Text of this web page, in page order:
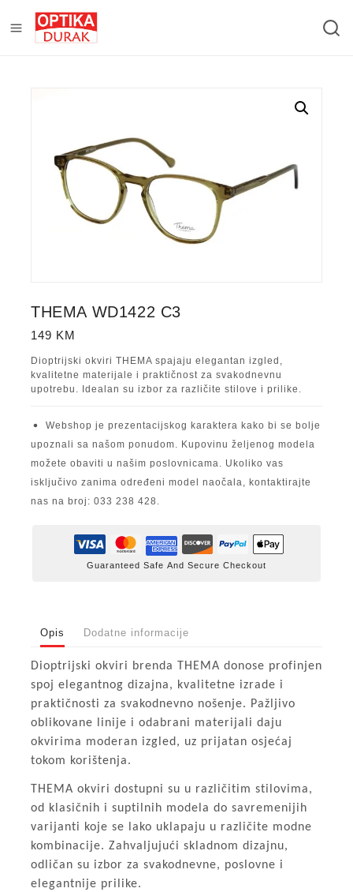
THEMA WD1422 C3
149 KM
Dioptrijski okviri THEMA spajaju elegantan izgled,
kvalitetne materijale i praktičnost za svakodnevnu
upotrebu. Idealan su izbor za različite stilove i prilike.
Webshop je prezentacijskog karaktera kako bi se bolje
upoznali sa našom ponudom. Kupovinu željenog modela
možete obaviti u našim poslovnicama. Ukoliko vas
isključivo zanima određeni model naočala, kontaktirajte
nas na broj: 033 238 428.
Guaranteed Safe And Secure Checkout
Opis Dodatne informacije
Dioptrijski okviri brenda THEMA donose profinjen
spoj elegantnog dizajna, kvalitetne izrade i
praktičnosti za svakodnevno nošenje. Pažljivo
oblikovane linije i odabrani materijali daju
okvirima moderan izgled, uz prijatan osjećaj
tokom korištenja.
THEMA okviri dostupni su u različitim stilovima,
od klasičnih i suptilnih modela do savremenijih
varijanti koje se lako uklapaju u različite modne
kombinacije. Zahvaljujući skladnom dizajnu,
odličan su izbor za svakodnevne, poslovne i
elegantnije prilike.